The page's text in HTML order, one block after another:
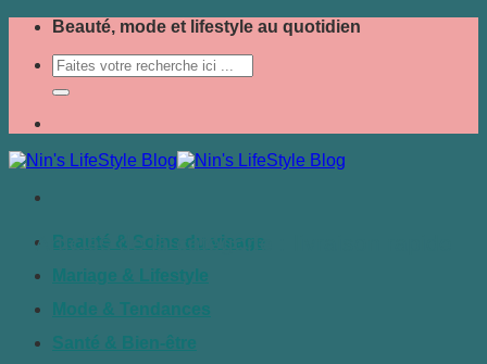
Passer
contenu
Beauté, mode et lifestyle au quotidien
Beauté & Soins du visage
Mariage & Lifestyle
Mode & Tendances
Santé & Bien-être